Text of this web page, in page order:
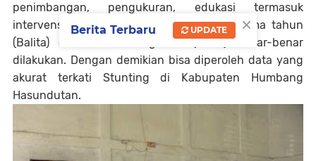
penimbangan, pengukuran, edukasi termasuk
intervensi bagi ibu hami, bayi di bawah lima tahun
(Balita) dan Calon Pengantin (Catin) benar-benar
dilakukan. Dengan demikian bisa diperoleh data yang
akurat terkati Stunting di Kabupaten Humbang
Hasundutan.
×
Berita Terbaru UPDATE